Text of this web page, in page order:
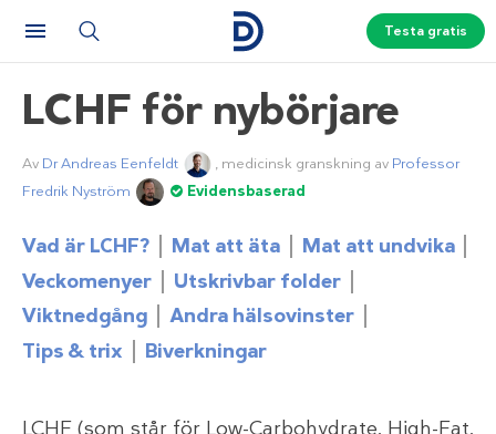
Testa gratis
LCHF för nybörjare
Av Dr Andreas Eenfeldt , medicinsk granskning av Professor
Fredrik Nyström
Evidensbaserad
Vad är LCHF? Mat att äta
Mat att undvika
Veckomenyer
Utskrivbar folder
Viktnedgång
Andra hälsovinster
Tips & trix
Biverkningar
LCHF (som står för Low-Carbohydrate, High-Fat,